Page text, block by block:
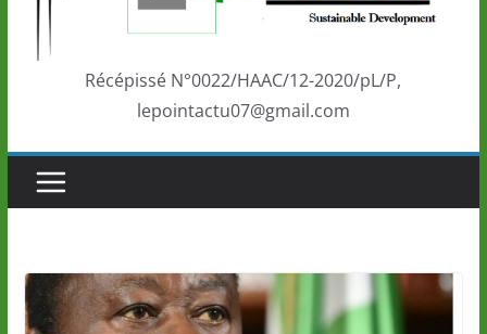
Togo: Que retenir de la politique
éducation et de l’ambition de
Récépissé N°0022/HAAC/12-2020/pL/P,
lepointactu07@gmail.com